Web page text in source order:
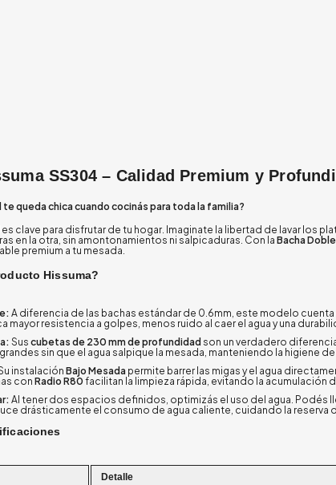
SS304 – Calidad Premium y
queda chica cuando cocinás para toda la familia?
clave para disfrutar de tu hogar. Imaginate la libertad de lavar los
en la otra, sin amontonamientos ni salpicaduras. Con la Bacha
premium a tu mesada.
Hissuma?
A diferencia de las bachas estándar de 0.6mm, este modelo cuenta
mayor resistencia a golpes, menos ruido al caer el agua y una
Sus cubetas de 230 mm de profundidad son un verdadero
sin que el agua salpique la mesada, manteniendo la higiene de
instalación Bajo Mesada permite barrer las migas y el agua
con Radio R80 facilitan la limpieza rápida, evitando la acumulación
Al tener dos espacios definidos, optimizás el uso del agua. Podés
drásticamente el consumo de agua caliente, cuidando la reserva
Detalle